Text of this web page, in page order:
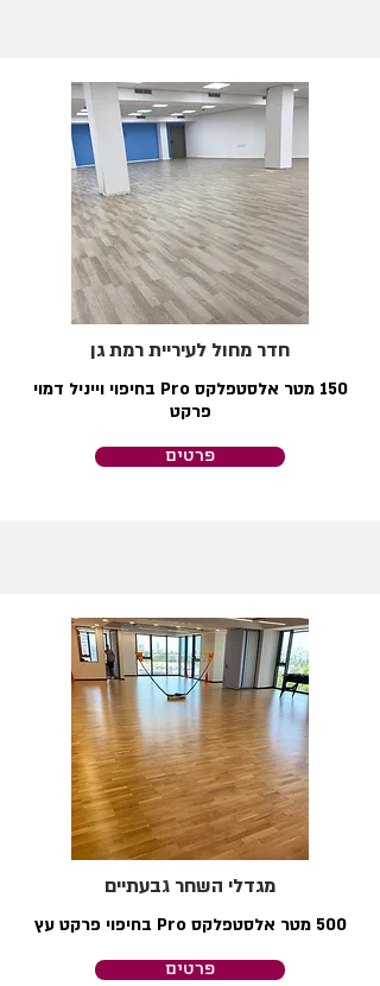
חדר מחול לעיריית רמת גן
150 מטר אלסטפלקס Pro בחיפוי וייניל דמוי
פרקט
פרטים
מגדלי השחר גבעתיים
500 מטר אלסטפלקס Pro בחיפוי פרקט עץ
פרטים